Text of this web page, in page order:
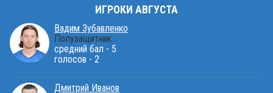
ИГРОКИ АВГУСТА
Вадим Зубавленко
Полузащитник
средний бал - 5
голосов - 2
Дмитрий Иванов